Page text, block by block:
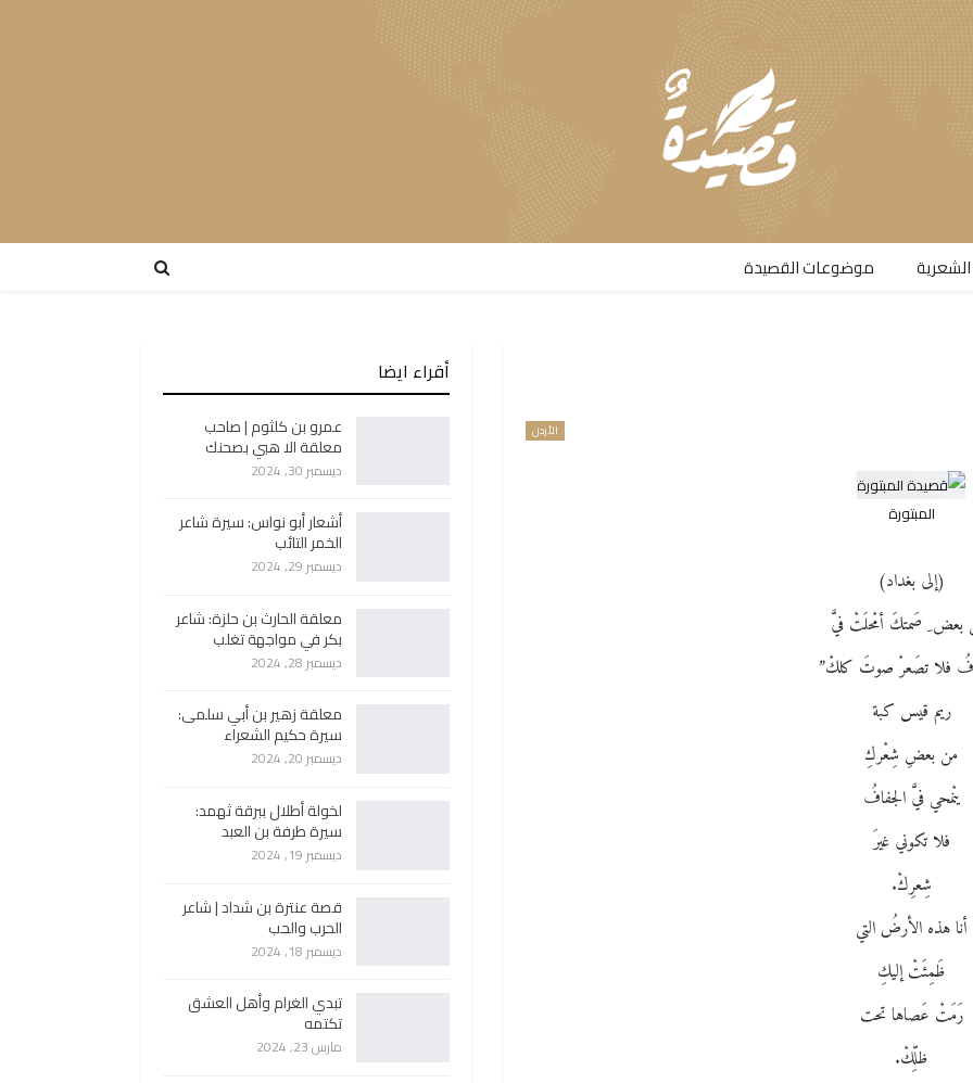
موضوعات القصيدة​
الأردن
المبتورة
(إلى بغداد)
بعض ِ صَمتكَ أمْحلَتْ فيَّ
فلا تصَعرْ صوتَ كلكْ”
ريم قيس كبة
من بعضِ شِعْركِ
ينْمحي فيَّ الجفافُ
فلا تكوني غيرَ
شِعرِكْ.
أنا هذه الأرضُ التي
ظَمِئَتْ إليكِ
رَمَتْ عَصاها تحت
ظلِّكْ.
أقراء ايضا
عمرو بن كلثوم | صاحب
معلقة الا هبي بصحنك
ديسمبر 30, 2024
أشعار أبو نواس: سيرة شاعر
الخمر التائب
ديسمبر 29, 2024
معلقة الحارث بن حلزة: شاعر
بكر في مواجهة تغلب
ديسمبر 28, 2024
معلقة زهير بن أبي سلمى:
سيرة حكيم الشعراء
ديسمبر 20, 2024
لخولة أطلال ببرقة ثهمد:
سيرة طرفة بن العبد
ديسمبر 19, 2024
قصة عنترة بن شداد | شاعر
الحرب والحب
ديسمبر 18, 2024
تبدي الغرام وأهل العشق
تكتمه
مارس 23, 2024